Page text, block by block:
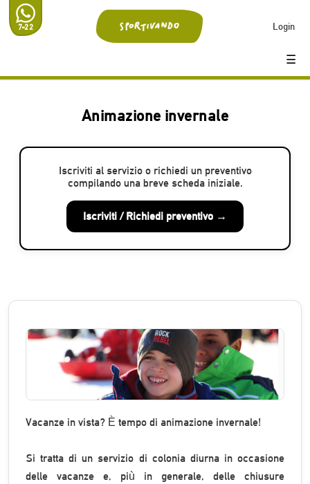
7-22 Login
☰
Animazione invernale
Iscriviti al servizio o richiedi un preventivo
compilando una breve scheda iniziale.
Iscriviti / Richiedi preventivo →
Vacanze in vista? È tempo di animazione invernale!
Si tratta di un servizio di colonia diurna in occasione
delle vacanze e, più in generale, delle chiusure